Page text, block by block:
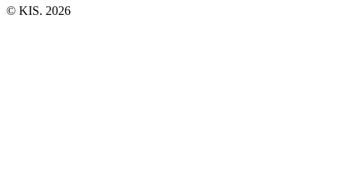
© KIS. 2026